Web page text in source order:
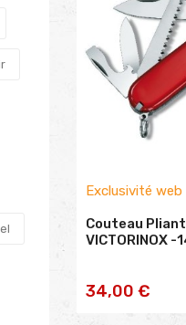
Exclusivité web
Couteau Pliant
VICTORINOX
34,00 €
AJOUTER